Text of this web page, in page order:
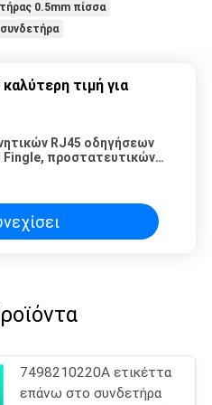
0.5mm πίσσα
συνδετήρα
τιμή για
RJ45 οδηγήσεων
Fingle, προστατευτικών
7498210220A ετικέττα
επάνω στο συνδετήρα